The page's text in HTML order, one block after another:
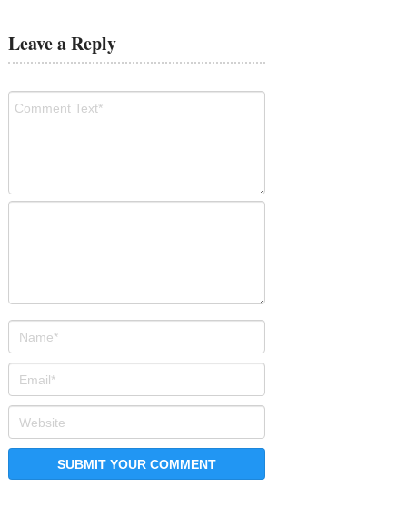
Leave a Reply